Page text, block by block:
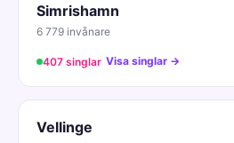
Simrishamn
6 779 invånare
407 singlar Visa singlar →
Vellinge